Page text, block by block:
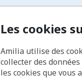
Les cookies
Amilia utilise des
collecter des
les cookies que vous